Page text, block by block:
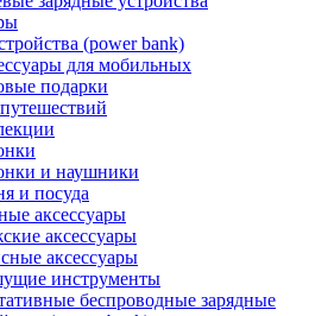
(power bank)
для мобильных
подарки
и наушники
и посуда
аксессуары
аксессуары
аксессуары
инструменты
беспроводные зарядные